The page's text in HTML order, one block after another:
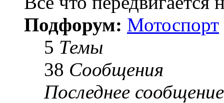
Подфорум: Мотоспорт
5 Темы
38 Сообщения
Последнее сообщение